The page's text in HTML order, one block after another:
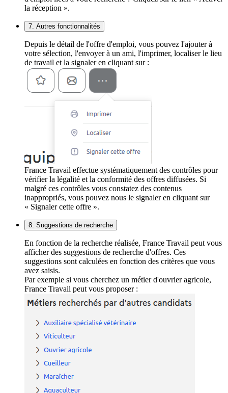
la réception ».
7. Autres fonctionnalités
Depuis le détail de l'offre d'emploi, vous pouvez l'ajouter à
votre sélection, l'envoyer à un ami, l'imprimer, localiser le lieu
de travail et la signaler en cliquant sur :
France Travail effectue systématiquement des contrôles pour
vérifier la légalité et la conformité des offres diffusées. Si
malgré ces contrôles vous constatez des contenus
inappropriés, vous pouvez nous le signaler en cliquant sur
« Signaler cette offre ».
8. Suggestions de recherche
En fonction de la recherche réalisée, France Travail peut vous
afficher des suggestions de recherche d'offres. Ces
suggestions sont calculées en fonction des critères que vous
avez saisis.
Par exemple si vous cherchez un métier d'ouvrier agricole,
France Travail peut vous proposer :